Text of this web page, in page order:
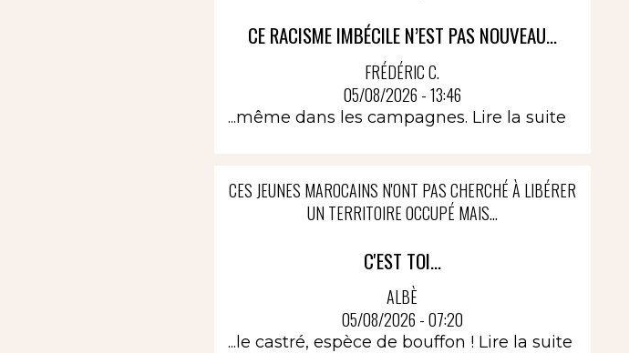
CE RACISME IMBÉCILE N’EST PAS NOUVEAU...
FRÉDÉRIC C.
05/08/2026 - 13:46
...même dans les campagnes. Lire la suite
CES JEUNES MAROCAINS N'ONT PAS CHERCHÉ À LIBÉRER
UN TERRITOIRE OCCUPÉ MAIS...
C'EST TOI...
ALBÈ
05/08/2026 - 07:20
...le castré, espèce de bouffon ! Lire la suite